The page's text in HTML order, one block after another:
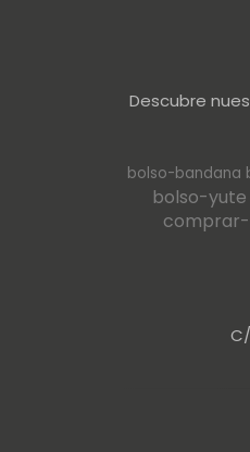
Descubre
bolso-bandana
bolso-yute